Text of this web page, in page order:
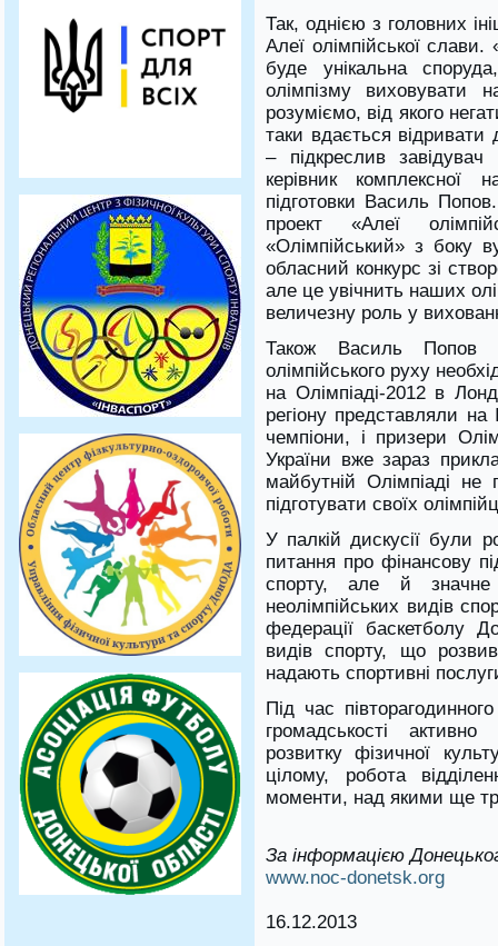
Так, однією з головних
Алеї олімпійської
буде унікальна
олімпізму
розуміємо, від якого
таки вдається
– підкреслив
керівник комплексної
підготовки Василь
проект «Алеї
«Олімпійський» з боку
обласний конкурс зі
але це увічнить наших
величезну роль у
Також Василь Попов
олімпійського руху
на Олімпіаді-2012 в
регіону представляли
чемпіони, і призери
України вже зараз
майбутній Олімпіаді
підготувати своїх
У палкій дискусії були
питання про фінансову
спорту, але й значне
неолімпійських видів
федерації баскетболу
видів спорту, що
надають спортивні
Під час
громадськості
розвитку фізичної
цілому, робота
моменти, над якими ще
За інформацією
www.noc-donetsk.org
16.12.2013